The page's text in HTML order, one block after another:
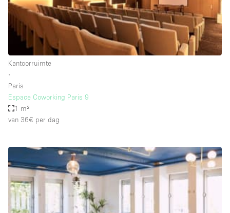
Audio- en videoapparatuur
Auto display
Badkamer
Beveiligingssysteem
Dakterras
Drankvergunning
Elektriciteit
Etalage
Kantoorruimte
∙
Paris
Espace Coworking Paris 9
1 m²
van 36€ per dag